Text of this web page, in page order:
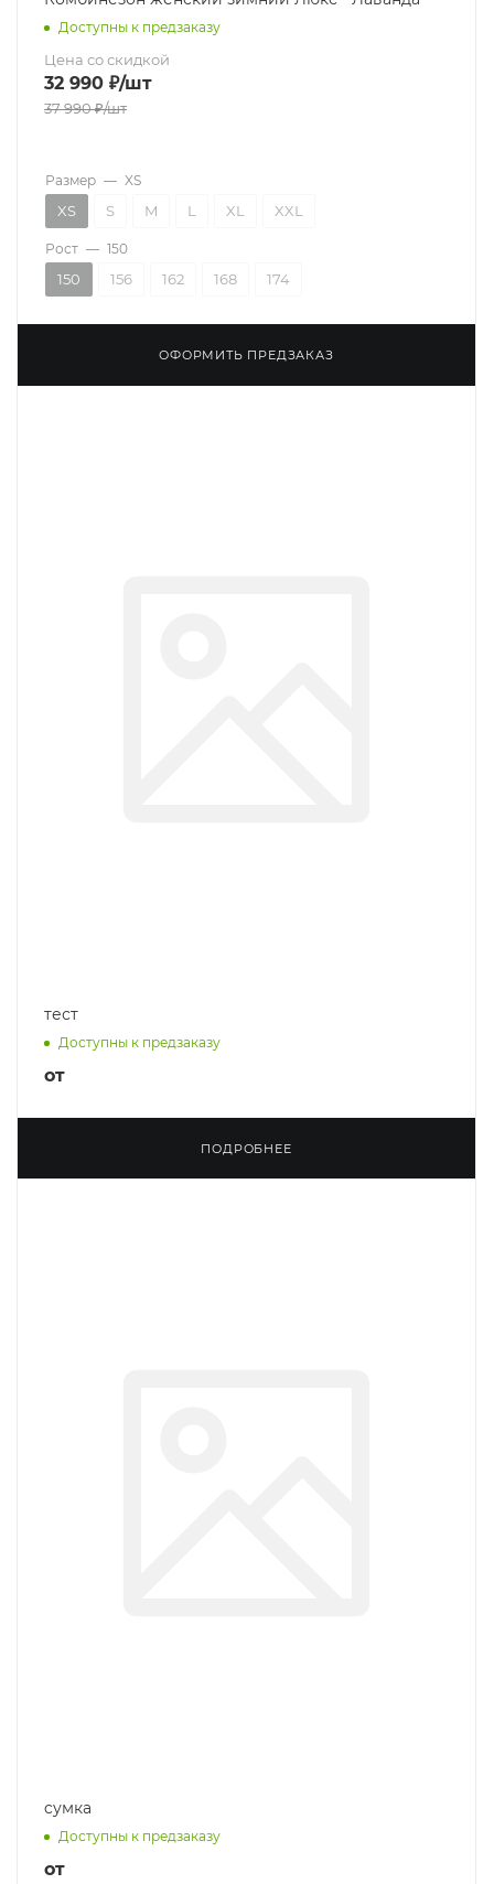
Доступны к предзаказу
Цена со скидкой
32 990 ₽/шт
37 990₽/шт
ОФОРМИТЬ ПРЕДЗАКАЗ
Размер — XS
XS S M L XL XXL
Рост — 150
150 156 162 168 174
тест
Доступны к предзаказу
от
ПОДРОБНЕЕ
cумка
Доступны к предзаказу
от